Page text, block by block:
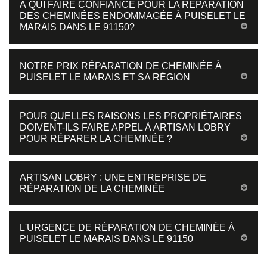
À QUI FAIRE CONFIANCE POUR LA RÉPARATION
DES CHEMINÉES ENDOMMAGÉE À PUISELET LE
MARAIS DANS LE 91150?
NOTRE PRIX RÉPARATION DE CHEMINÉE À
PUISELET LE MARAIS ET SA RÉGION
POUR QUELLES RAISONS LES PROPRIÉTAIRES
DOIVENT-ILS FAIRE APPEL À ARTISAN LOBRY
POUR RÉPARER LA CHEMINÉE ?
ARTISAN LOBRY : UNE ENTREPRISE DE
RÉPARATION DE LA CHEMINÉE
L'URGENCE DE RÉPARATION DE CHEMINÉE À
PUISELET LE MARAIS DANS LE 91150